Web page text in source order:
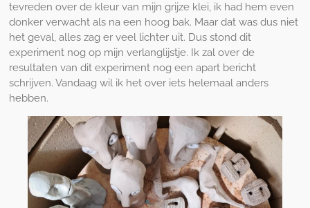
tevreden over de kleur van mijn grijze klei, ik had hem even
donker verwacht als na een hoog bak. Maar dat was dus niet
het geval, alles zag er veel lichter uit. Dus stond dit
experiment nog op mijn verlanglijstje. Ik zal over de
resultaten van dit experiment nog een apart bericht
schrijven. Vandaag wil ik het over iets helemaal anders
hebben.